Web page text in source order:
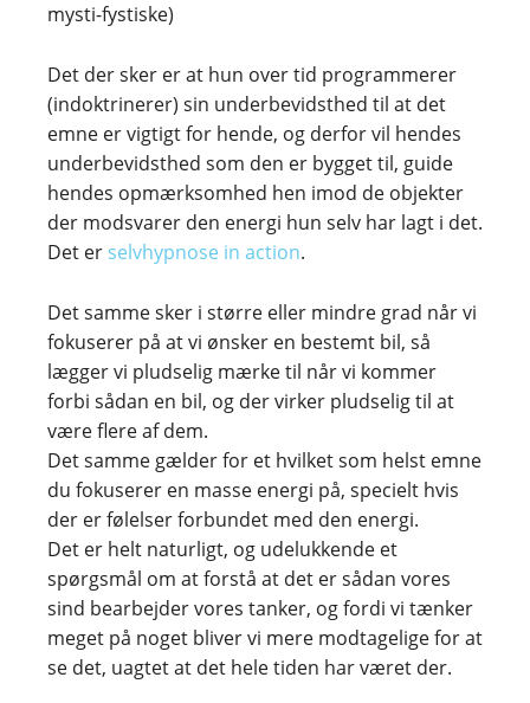
mysti-fystiske)
Det der sker er at hun over tid programmerer
(indoktrinerer) sin underbevidsthed til at det
emne er vigtigt for hende, og derfor vil hendes
underbevidsthed som den er bygget til, guide
hendes opmærksomhed hen imod de objekter
der modsvarer den energi hun selv har lagt i det.
Det er selvhypnose in action.
Det samme sker i større eller mindre grad når vi
fokuserer på at vi ønsker en bestemt bil, så
lægger vi pludselig mærke til når vi kommer
forbi sådan en bil, og der virker pludselig til at
være flere af dem.
Det samme gælder for et hvilket som helst emne
du fokuserer en masse energi på, specielt hvis
der er følelser forbundet med den energi.
Det er helt naturligt, og udelukkende et
spørgsmål om at forstå at det er sådan vores
sind bearbejder vores tanker, og fordi vi tænker
meget på noget bliver vi mere modtagelige for at
se det, uagtet at det hele tiden har været der.